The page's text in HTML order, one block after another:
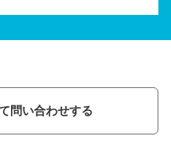
問い合わせする